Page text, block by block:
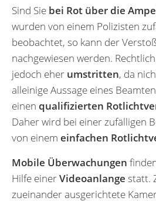
Sind Sie bei Rot über die
wurden von einem Polizisten
beobachtet, so kann der
nachgewiesen werden.
jedoch eher umstritten, da
alleinige Aussage eines
einen qualifizierten
Daher wird bei einer zufälligen
von einem einfachen
Mobile Überwachungen
Hilfe einerVideoanlange statt.
zueinander ausgerichtete